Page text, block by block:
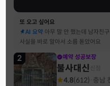
또 오고 싶어요
AI 요약 아무 말 안 했는데 남자친구
사실을 바로 알아서 소름 돋았어요
2 예약 성공보장
불사대신
4.8(612) 충남